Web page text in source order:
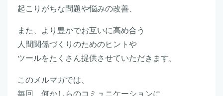
起こりがちな問題や悩みの改善、
また、より豊かでお互いに高め合う
人間関係づくりのためのヒントや
ツールをたくさん提供させていただきます。
このメルマガでは、
毎回、何かしらのコミュニケーションに